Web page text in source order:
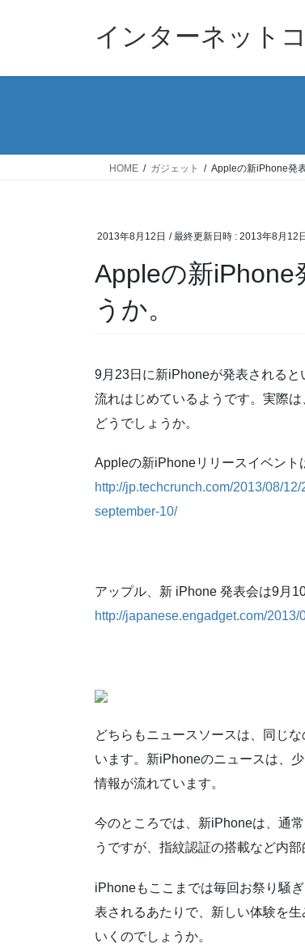
インターネット
HOME ガジェット Appleの新iPhone発
2013年8月12日 / 最終更新日時 : 2013年8月12日
Appleの新iPhone
うか。
9月23日に新iPhoneが発表される
流れはじめているようです。実際
どうでしょうか。
Appleの新iPhoneリリースイベント
http://jp.techcrunch.com/2013/08/
september-10/
アップル、新 iPhone 発表会は9月
http://japanese.engadget.com/
どちらもニュースソースは、同じ
います。新iPhoneのニュースは、
情報が流れています。
今のところでは、新iPhoneは、通
うですが、指紋認証の搭載など内
iPhoneもここまでは毎回お祭り騒
表されるあたりで、新しい体験を
いくのでしょうか。